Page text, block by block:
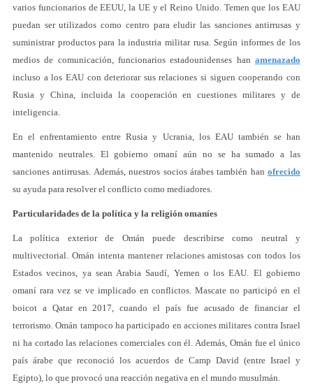
varios funcionarios de EEUU, la UE y el Reino Unido. Temen que los EAU
puedan ser utilizados como centro para eludir las sanciones antirrusas y
suministrar productos para la industria militar rusa. Según informes de los
medios de comunicación, funcionarios estadounidenses han amenazado
incluso a los EAU con deteriorar sus relaciones si siguen cooperando con
Rusia y China, incluida la cooperación en cuestiones militares y de
inteligencia.
En el enfrentamiento entre Rusia y Ucrania, los EAU también se han
mantenido neutrales. El gobierno omaní aún no se ha sumado a las
sanciones antirrusas. Además, nuestros socios árabes también han ofrecido
su ayuda para resolver el conflicto como mediadores.
Particularidades de la política y la religión omaníes
La política exterior de Omán puede describirse como neutral y
multivectorial. Omán intenta mantener relaciones amistosas con todos los
Estados vecinos, ya sean Arabia Saudí, Yemen o los EAU. El gobierno
omaní rara vez se ve implicado en conflictos. Mascate no participó en el
boicot a Qatar en 2017, cuando el país fue acusado de financiar el
terrorismo. Omán tampoco ha participado en acciones militares contra Israel
ni ha cortado las relaciones comerciales con él. Además, Omán fue el único
país árabe que reconoció los acuerdos de Camp David (entre Israel y
Egipto), lo que provocó una reacción negativa en el mundo musulmán.